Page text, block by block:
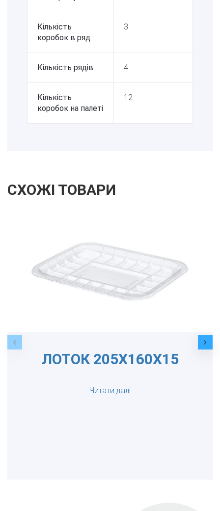
Кількість
коробок в ряд
3
Кількість рядів 4
Кількість
коробок на палеті
12
СХОЖІ ТОВАРИ
ЛОТОК 205Х160Х15
Читати далі